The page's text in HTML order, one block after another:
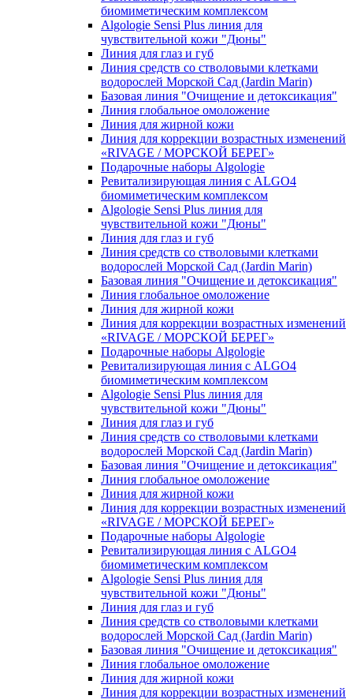
биомиметическим комплексом
Algologie Sensi Plus линия для
чувcтвительной кожи "Дюны"
Линия для глаз и губ
Линия средств со стволовыми клетками
водорослей Морской Сад (Jardin Marin)
Базовая линия "Очищение и детоксикация"
Линия глобальное омоложение
Линия для жирной кожи
Линия для коррекции возрастных изменений
«RIVAGE / МОРСКОЙ БЕРЕГ»
Подарочные наборы Algologie
Ревитализирующая линия с ALGO4
биомиметическим комплексом
Algologie Sensi Plus линия для
чувcтвительной кожи "Дюны"
Линия для глаз и губ
Линия средств со стволовыми клетками
водорослей Морской Сад (Jardin Marin)
Базовая линия "Очищение и детоксикация"
Линия глобальное омоложение
Линия для жирной кожи
Линия для коррекции возрастных изменений
«RIVAGE / МОРСКОЙ БЕРЕГ»
Подарочные наборы Algologie
Ревитализирующая линия с ALGO4
биомиметическим комплексом
Algologie Sensi Plus линия для
чувcтвительной кожи "Дюны"
Линия для глаз и губ
Линия средств со стволовыми клетками
водорослей Морской Сад (Jardin Marin)
Базовая линия "Очищение и детоксикация"
Линия глобальное омоложение
Линия для жирной кожи
Линия для коррекции возрастных изменений
«RIVAGE / МОРСКОЙ БЕРЕГ»
Подарочные наборы Algologie
Ревитализирующая линия с ALGO4
биомиметическим комплексом
Algologie Sensi Plus линия для
чувcтвительной кожи "Дюны"
Линия для глаз и губ
Линия средств со стволовыми клетками
водорослей Морской Сад (Jardin Marin)
Базовая линия "Очищение и детоксикация"
Линия глобальное омоложение
Линия для жирной кожи
Линия для коррекции возрастных изменений